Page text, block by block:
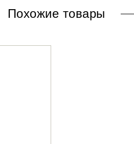
Похожие товары